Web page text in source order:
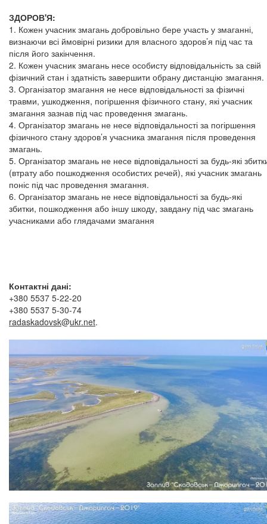
ЗДОРОВ'Я:
1. Кожен учасник змагань добровільно бере участь у змаганні,
визнаючи всі ймовірні ризики для власного здоров’я під час та
після його закінчення.
2. Кожен учасник змагань несе особисту відповідальність за свій
фізичний стан і здатність завершити обрану дистанцію змагання.
3. Організатор змагання не несе відповідальності за фізичні
травми, ушкодження, погіршення фізичного стану, які учасник
змагання зазнав під час проведення змагань.
4. Організатор змагань не несе відповідальності за погіршення
фізичного стану здоров’я учасника змагання після проведення
змагань.
5. Організатор змагань не несе відповідальності за будь-які
(втрату або пошкодження особистих речей), які учасник змагань
поніс під час проведення змагання.
6. Організатор змагань не несе відповідальності за будь-які
збитки, пошкодження або іншу шкоду, завдану під час змагань
учасниками або глядачами змагання
Контактні дані:
+380 5537 5-22-20
+380 5537 5-30-74
radaskadovsk@ukr.net.